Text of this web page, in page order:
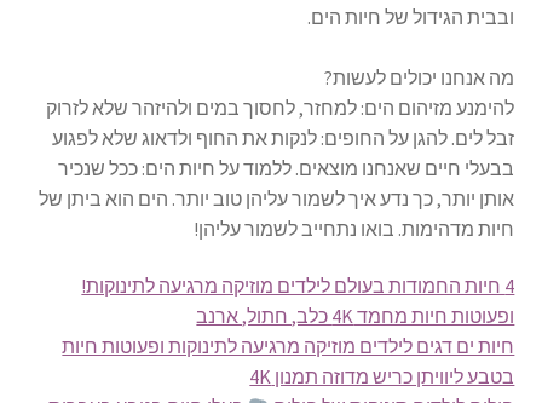
ובבית הגידול של חיות הים.
מה אנחנו יכולים לעשות?
להימנע מזיהום הים: למחזר, לחסוך במים ולהיזהר שלא לזרוק
זבל לים. להגן על החופים: לנקות את החוף ולדאוג שלא לפגוע
בבעלי חיים שאנחנו מוצאים. ללמוד על חיות הים: ככל שנכיר
אותן יותר, כך נדע איך לשמור עליהן טוב יותר. הים הוא ביתן של
חיות מדהימות. בואו נתחייב לשמור עליהן!
4 חיות החמודות בעולם לילדים מוזיקה מרגיעה לתינוקות!
ופעוטות חיות מחמד 4K כלב, חתול, ארנב
חיות ים דגים לילדים מוזיקה מרגיעה לתינוקות ופעוטות חיות
בטבע ליוויתן כריש מדוזה תמנון 4K